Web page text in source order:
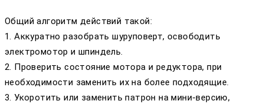
Общий алгоритм действий такой:
1. Аккуратно разобрать шуруповерт, освободить
электромотор и шпиндель.
2. Проверить состояние мотора и редуктора, при
необходимости заменить их на более подходящие.
3. Укоротить или заменить патрон на мини-версию,